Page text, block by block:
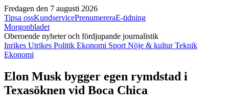
Fredagen den 7 augusti 2026
Tipsa ossKundservicePrenumereraE-tidning
Morgonbladet
Oberoende nyheter och fördjupande journalistik
Inrikes Utrikes Politik Ekonomi Sport Nöje & kulturTeknik
Ekonomi
Elon Musk bygger egen rymdstad i
Texasöknen vid Boca Chica